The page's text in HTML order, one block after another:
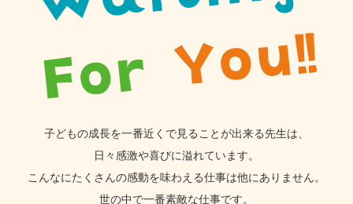
子どもの成長を一番近くで見ることが出来る先生は、
日々感激や喜びに溢れています。
こんなにたくさんの感動を味わえる仕事は他にありません。
世の中で一番素敵な仕事です。